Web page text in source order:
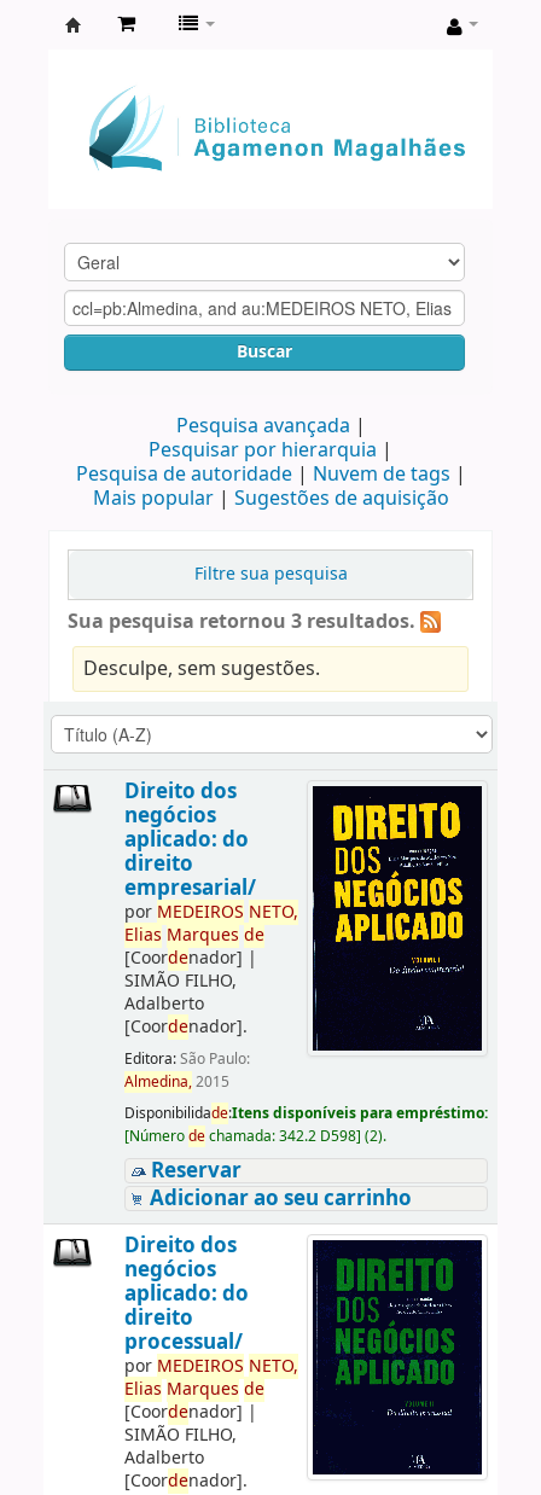
Agamenon
Magalhães
Buscar
Pesquisa avançada
Pesquisar por hierarquia
Pesquisa de autoridade
Nuvem de tags
Mais popular
Sugestões de aquisição
Filtre sua pesquisa
Sua pesquisa retornou 3 resultados.
Desculpe, sem sugestões.
Direito dos
negócios
aplicado: do
direito
empresarial/
por MEDEIROS NETO,
Elias Marques de
[Coordenador] |
SIMÃO FILHO,
Adalberto
[Coordenador].
Editora:São Paulo:
Almedina,2015
Disponibilidade:Itens disponíveis para empréstimo:
[Númerodechamada:342.2 D598] (2).
Reservar
Adicionar ao seu carrinho
Direito dos
negócios
aplicado: do
direito
processual/
por MEDEIROS NETO,
Elias Marques de
[Coordenador] |
SIMÃO FILHO,
Adalberto
[Coordenador].